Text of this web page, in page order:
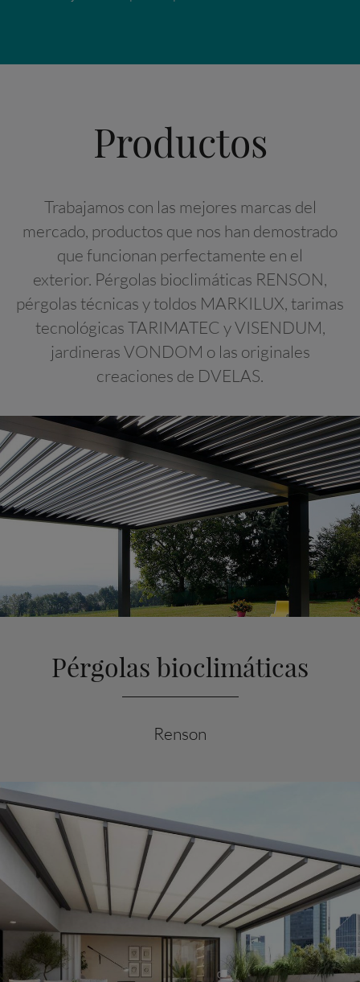
Productos
Trabajamos con las mejores marcas del
mercado, productos que nos han demostrado
que funcionan perfectamente en el
exterior. Pérgolas bioclimáticas RENSON,
pérgolas técnicas y toldos MARKILUX, tarimas
tecnológicas TARIMATEC y VISENDUM,
jardineras VONDOM o las originales
creaciones de DVELAS.
Pérgolas bioclimáticas
Renson